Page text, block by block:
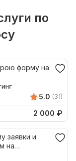
по
форму на
5.0 (31)
2 000 ₽
заявки и
на